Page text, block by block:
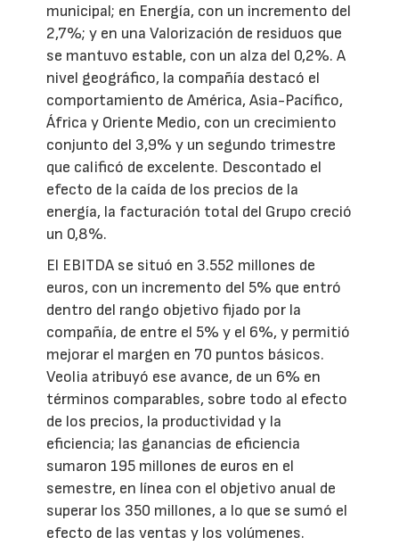
municipal; en Energía, con un incremento del
2,7%; y en una Valorización de residuos que
se mantuvo estable, con un alza del 0,2%. A
nivel geográfico, la compañía destacó el
comportamiento de América, Asia-Pacífico,
África y Oriente Medio, con un crecimiento
conjunto del 3,9% y un segundo trimestre
que calificó de excelente. Descontado el
efecto de la caída de los precios de la
energía, la facturación total del Grupo creció
un 0,8%.
El EBITDA se situó en 3.552 millones de
euros, con un incremento del 5% que entró
dentro del rango objetivo fijado por la
compañía, de entre el 5% y el 6%, y permitió
mejorar el margen en 70 puntos básicos.
Veolia atribuyó ese avance, de un 6% en
términos comparables, sobre todo al efecto
de los precios, la productividad y la
eficiencia; las ganancias de eficiencia
sumaron 195 millones de euros en el
semestre, en línea con el objetivo anual de
superar los 350 millones, a lo que se sumó el
efecto de las ventas y los volúmenes.